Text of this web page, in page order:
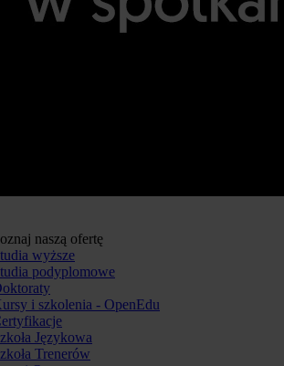
naszą ofertę
wyższe
podyplomowe
i szkolenia - OpenEdu
Językowa
Trenerów